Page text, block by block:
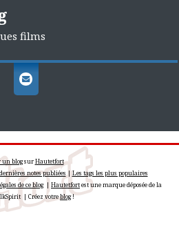
films
un blogsurHautetfort
notes publiées |Les tags les plus populaires
de ce blog| Hautetfortest une marque déposée de la
| Créez votreblog!